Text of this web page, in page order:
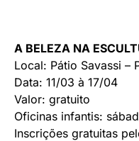
A BELEZA NA
Local: Pátio Savassi –
Data: 11/03 à 17/04
Valor: gratuito
Oficinas infantis:
Inscrições gratuitas